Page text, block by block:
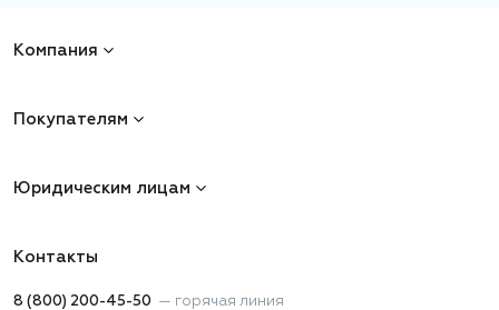
Компания
Покупателям
Юридическим лицам
Контакты
8 (800) 200-45-50 — горячая линия